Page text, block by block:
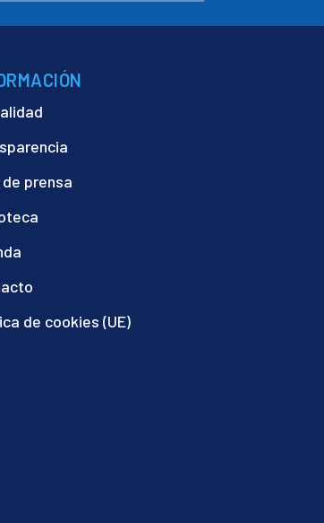
prensa
de cookies (UE)